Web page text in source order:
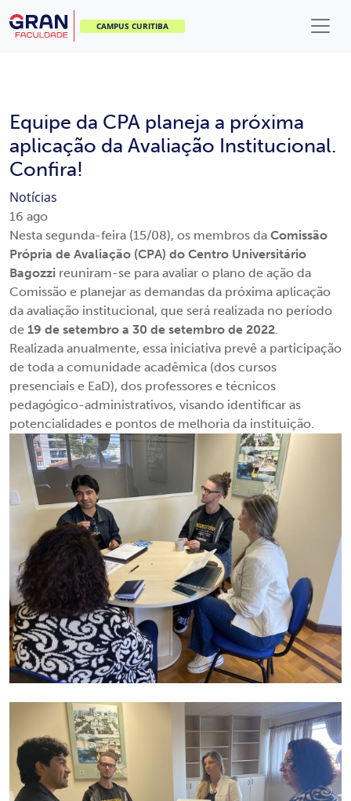
CAMPUS CURITIBA
Equipe da CPA planeja a próxima
aplicação da Avaliação Institucional.
Confira!
Notícias
16 ago
Nesta segunda-feira (15/08), os membros da Comissão
Própria de Avaliação (CPA) do Centro Universitário
Bagozzi reuniram-se para avaliar o plano de ação da
Comissão e planejar as demandas da próxima aplicação
da avaliação institucional, que será realizada no período
de 19 de setembro a 30 de setembro de 2022.
Realizada anualmente, essa iniciativa prevê a participação
de toda a comunidade acadêmica (dos cursos
presenciais e EaD), dos professores e técnicos
pedagógico-administrativos, visando identificar as
potencialidades e pontos de melhoria da instituição.